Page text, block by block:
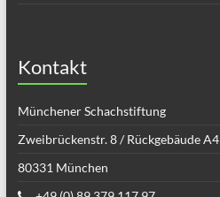
Kontakt
Münchener Schachstiftung
Zweibrückenstr. 8 / Rückgebäude A4
80331 München